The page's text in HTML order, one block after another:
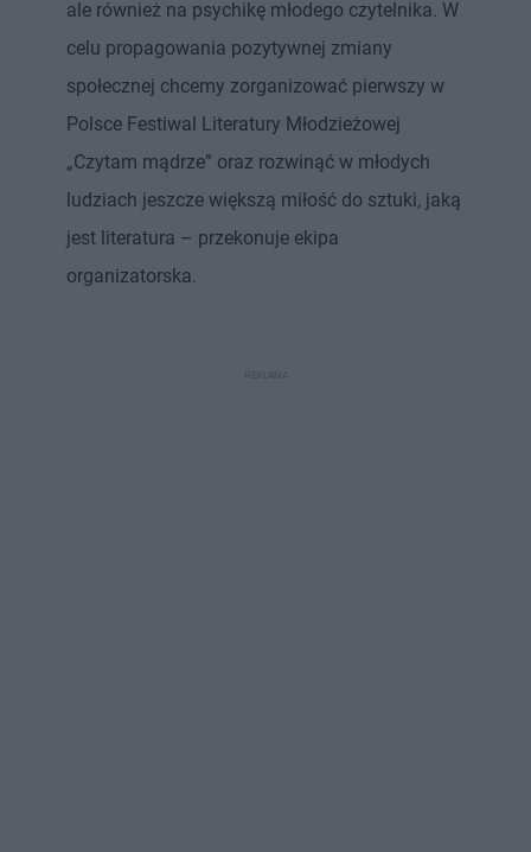
ale również na psychikę młodego czytelnika. W
celu propagowania pozytywnej zmiany
społecznej chcemy zorganizować pierwszy w
Polsce Festiwal Literatury Młodzieżowej
„Czytam mądrze” oraz rozwinąć w młodych
ludziach jeszcze większą miłość do sztuki, jaką
jest literatura – przekonuje ekipa
organizatorska.